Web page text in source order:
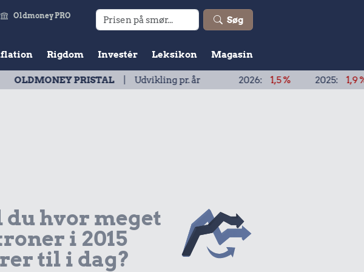
Søg
Oldmoney PRO
Rigdom Investér Leksikon Magasin
PRISTAL| Udvikling pr. år2026: 2025: 1,9 % 2024:
du hvor meget
i 2015
til i dag?